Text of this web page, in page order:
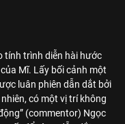
tính trình diễn hài hước
Mĩ. Lấy bối cảnh một
luân phiên dẫn dắt bởi
có một vị trí không
(commentor) Ngọc